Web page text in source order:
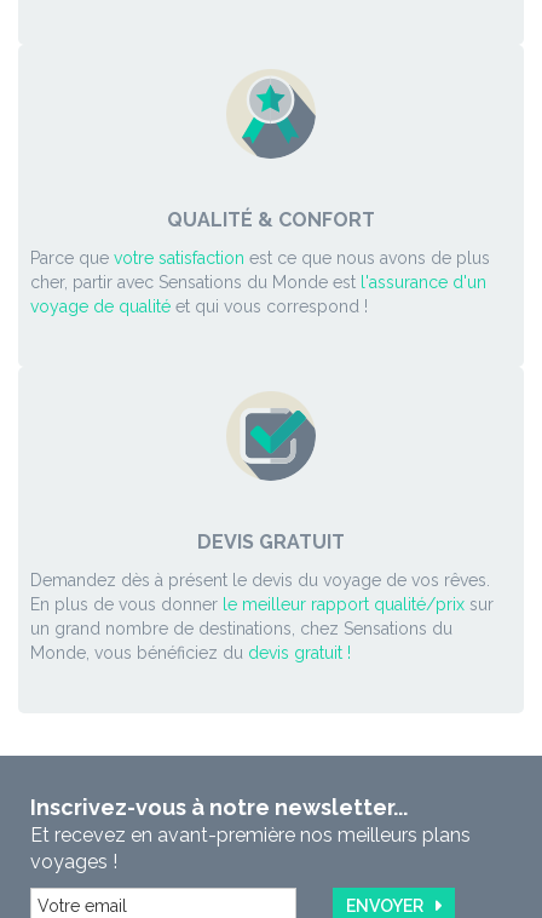
QUALITÉ & CONFORT
Parce que votre satisfaction est ce que nous avons de plus
cher, partir avec Sensations du Monde est l'assurance d'un
voyage de qualité et qui vous correspond !
DEVIS GRATUIT
Demandez dès à présent le devis du voyage de vos rêves.
En plus de vous donner le meilleur rapport qualité/prix sur
un grand nombre de destinations, chez Sensations du
Monde, vous bénéficiez du devis gratuit !
Inscrivez-vous à notre newsletter...
Et recevez en avant-première nos meilleurs plans
voyages !
ENVOYER